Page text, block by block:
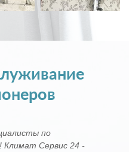
по
Климат Сервис 24 -